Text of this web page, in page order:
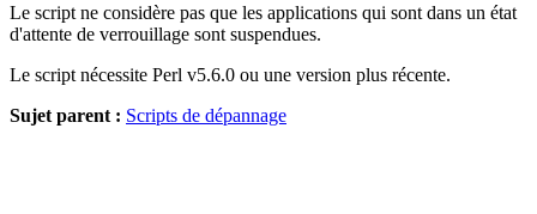
Le script ne considère pas que les applications qui sont dans un état
d'attente de verrouillage sont suspendues.
Le script nécessite Perl v5.6.0 ou une version plus récente.
Sujet parent : Scripts de dépannage